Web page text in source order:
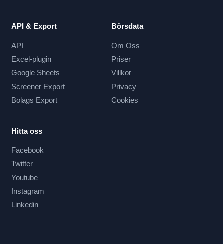
API & Export
API
Excel-plugin
Google Sheets
Screener Export
Bolags Export
Börsdata
Om Oss
Priser
Villkor
Privacy
Cookies
Hitta oss
Facebook
Twitter
Youtube
Instagram
Linkedin